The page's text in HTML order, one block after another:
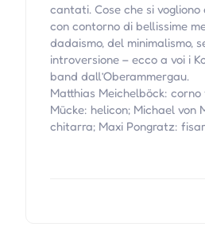
cantati. Cose che si vogliono
con contorno di bellissime
dadaismo, del minimalismo,
introversione – ecco a voi i
band dall’Oberammergau.
Matthias Meichelböck:
Mücke: helicon; Michael von
chitarra; Maxi Pongratz: